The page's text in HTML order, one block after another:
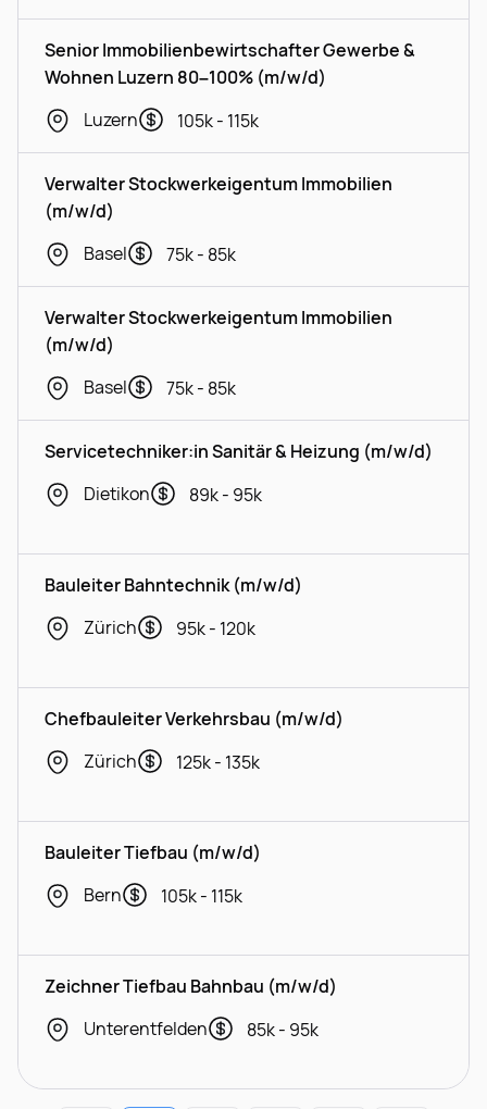
Senior Immobilienbewirtschafter Gewerbe &
Wohnen Luzern 80–100% (m/w/d)
Luzern
105k - 115k
Verwalter Stockwerkeigentum Immobilien
(m/w/d)
Basel
75k - 85k
Verwalter Stockwerkeigentum Immobilien
(m/w/d)
Basel
75k - 85k
Servicetechniker:in Sanitär & Heizung (m/w/d)
Dietikon
89k - 95k
Bauleiter Bahntechnik (m/w/d)
Zürich
95k - 120k
Chefbauleiter Verkehrsbau (m/w/d)
Zürich
125k - 135k
Bauleiter Tiefbau (m/w/d)
Bern
105k - 115k
Zeichner Tiefbau Bahnbau (m/w/d)
Unterentfelden
85k - 95k